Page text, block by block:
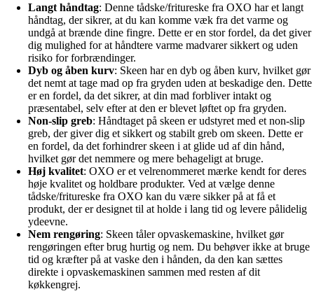
Langt håndtag: Denne tådske/fritureske fra OXO har et langt
håndtag, der sikrer, at du kan komme væk fra det varme og
undgå at brænde dine fingre. Dette er en stor fordel, da det giver
dig mulighed for at håndtere varme madvarer sikkert og uden
risiko for forbrændinger.
Dyb og åben kurv: Skeen har en dyb og åben kurv, hvilket gør
det nemt at tage mad op fra gryden uden at beskadige den. Dette
er en fordel, da det sikrer, at din mad forbliver intakt og
præsentabel, selv efter at den er blevet løftet op fra gryden.
Non-slip greb: Håndtaget på skeen er udstyret med et non-slip
greb, der giver dig et sikkert og stabilt greb om skeen. Dette er
en fordel, da det forhindrer skeen i at glide ud af din hånd,
hvilket gør det nemmere og mere behageligt at bruge.
Høj kvalitet: OXO er et velrenommeret mærke kendt for deres
høje kvalitet og holdbare produkter. Ved at vælge denne
tådske/fritureske fra OXO kan du være sikker på at få et
produkt, der er designet til at holde i lang tid og levere pålidelig
ydeevne.
Nem rengøring: Skeen tåler opvaskemaskine, hvilket gør
rengøringen efter brug hurtig og nem. Du behøver ikke at bruge
tid og kræfter på at vaske den i hånden, da den kan sættes
direkte i opvaskemaskinen sammen med resten af dit
køkkengrej.